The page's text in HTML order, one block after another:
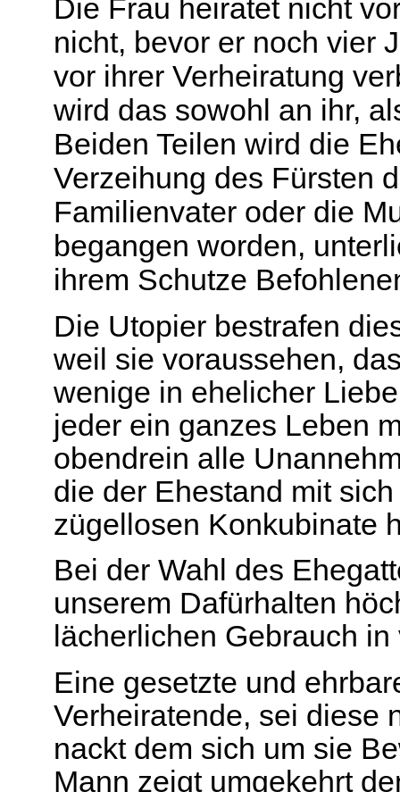
Die Frau heiratet nicht
nicht, bevor er noch vier
vor ihrer Verheiratung
wird das sowohl an ihr,
Beiden Teilen wird die
Verzeihung des Fürsten
Familienvater oder die
begangen worden,
ihrem Schutze
Die Utopier bestrafen
weil sie voraussehen,
wenige in ehelicher
jeder ein ganzes Leben
obendrein alle
die der Ehestand mit
zügellosen Konkubinate
Bei der Wahl des
unserem Dafürhalten
lächerlichen Gebrauch
Eine gesetzte und
Verheiratende, sei diese
nackt dem sich um sie
Mann zeigt umgekehrt